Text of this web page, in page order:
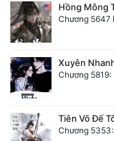
Võng Du
Xuyên Không
Xuyên Nhanh
Xuyên Sách
Xuyên Thư
Hồng Mông
Chương 5647
Xuyên
Chương 5819:
Tiên Võ Đế
Chương